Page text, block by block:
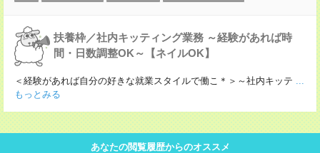
扶養枠／社内キッティング業務 ～経験があれば時
間・日数調整OK～【ネイルOK】
＜経験があれば自分の好きな就業スタイルで働こ＊＞～社内キッテ ...
もっとみる
あなたの閲覧履歴からのオススメ